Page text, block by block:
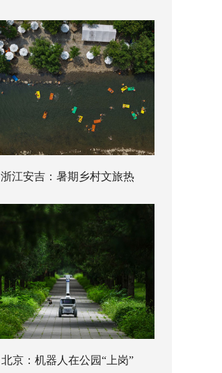
浙江安吉：暑期乡村文旅热
北京：机器人在公园“上岗”